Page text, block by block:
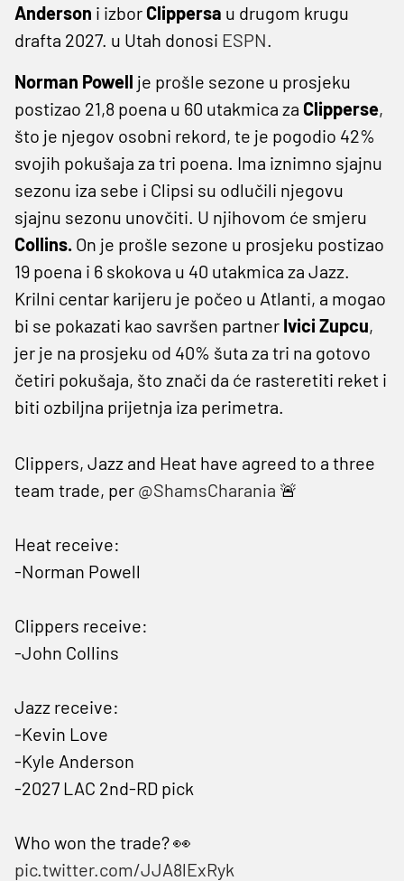
Anderson i izbor Clippersa u drugom krugu
drafta 2027. u Utah donosi ESPN.
Norman Powell je prošle sezone u prosjeku
postizao 21,8 poena u 60 utakmica za Clipperse,
što je njegov osobni rekord, te je pogodio 42%
svojih pokušaja za tri poena. Ima iznimno sjajnu
sezonu iza sebe i Clipsi su odlučili njegovu
sjajnu sezonu unovčiti. U njihovom će smjeru
Collins. On je prošle sezone u prosjeku postizao
19 poena i 6 skokova u 40 utakmica za Jazz.
Krilni centar karijeru je počeo u Atlanti, a mogao
bi se pokazati kao savršen partner Ivici Zupcu,
jer je na prosjeku od 40% šuta za tri na gotovo
četiri pokušaja, što znači da će rasteretiti reket i
biti ozbiljna prijetnja iza perimetra.
Clippers, Jazz and Heat have agreed to a three
team trade, per @ShamsCharania 🚨
Heat receive:
-Norman Powell
Clippers receive:
-John Collins
Jazz receive:
-Kevin Love
-Kyle Anderson
-2027 LAC 2nd-RD pick
Who won the trade? 👀
pic.twitter.com/JJA8lExRyk